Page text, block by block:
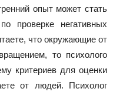
опыт может стать
проверке негативных
что окружающие от
то психолого
критериев для оценки
от людей. Психолог